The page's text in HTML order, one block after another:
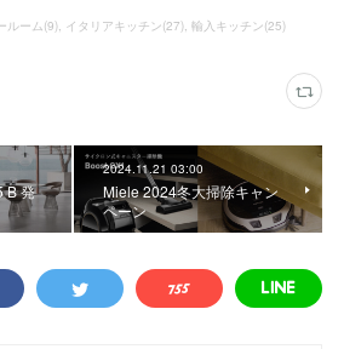
ルーム (9) イタリアキッチン(27) 輸入キッチン(25)
B 発
2024.11.21 03:00
Miele 2024冬大掃除キャン
ペーン